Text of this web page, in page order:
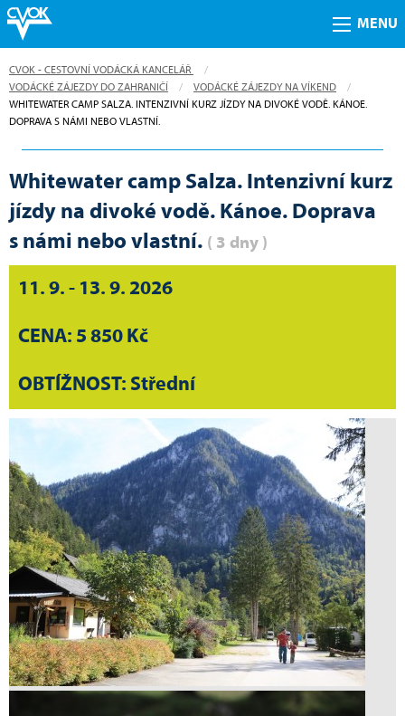
MENU
CVOK - CESTOVNÍ VODÁCKÁ KANCELÁŘ
VODÁCKÉ ZÁJEZDY DO ZAHRANIČÍ
VODÁCKÉ ZÁJEZDY NA VÍKEND
CURRENT:
WHITEWATER CAMP SALZA. INTENZIVNÍ KURZ JÍZDY NA DIVOKÉ VODĚ. KÁNOE.
DOPRAVA S NÁMI NEBO VLASTNÍ.
Whitewater camp Salza. Intenzivní kurz
jízdy na divoké vodě. Kánoe. Doprava
s námi nebo vlastní. ( 3 dny )
11. 9. - 13. 9. 2026
CENA: 5 850 Kč
OBTÍŽNOST: Střední